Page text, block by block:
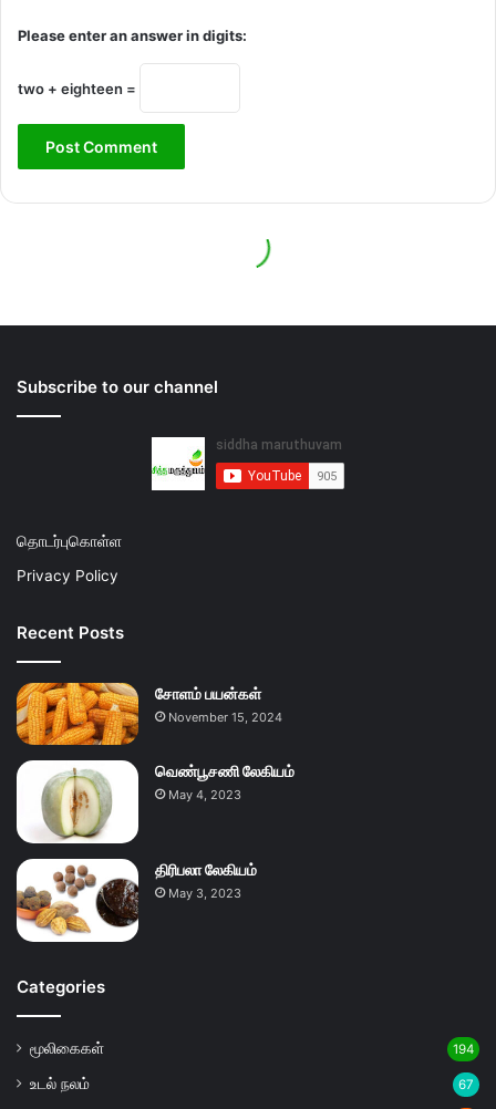
Subscribe to our channel
தொடர்புகொள்ள
Privacy Policy
Recent Posts
சோளம் பயன்கள்
November 15, 2024
வெண்பூசணி லேகியம்
May 4, 2023
திரிபலா லேகியம்
May 3, 2023
Categories
மூலிகைகள் 194
உடல் நலம் 67